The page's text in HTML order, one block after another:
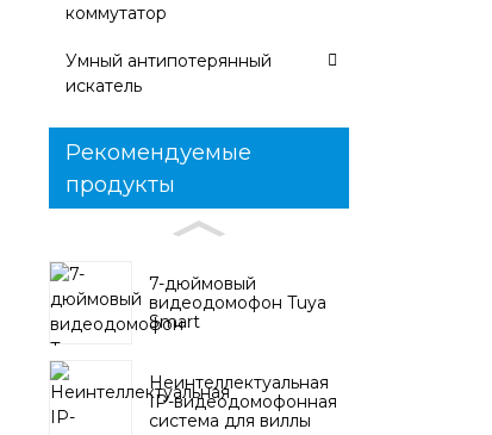
коммутатор
Умный антипотерянный
искатель
Рекомендуемые
продукты
7-дюймовый
видеодомофон Tuya
Smart
Неинтеллектуальная
IP-видеодомофонная
система для виллы